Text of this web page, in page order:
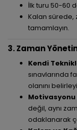
İlk turu 50-60
Kalan sürede,
tamamlayın.
3. Zaman
Kendi
sınavlarında
olanını
Motivasyonu
değil, aynı
odaklanarak